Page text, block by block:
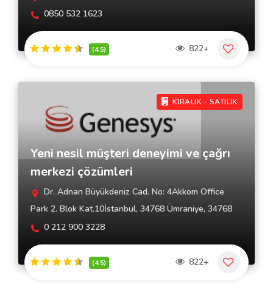
0850 532 1623
(4.5) 822+
KIRALIK - SATILIK
Yeni nesil müşteri deneyimi ve çağrı
merkezi çözümleri
Dr. Adnan Büyükdeniz Cad. No: 4Akkom Office
Park 2. Blok Kat.10İstanbul, 34768 Ümraniye, 34768
0 212 900 3228
(4.5) 822+